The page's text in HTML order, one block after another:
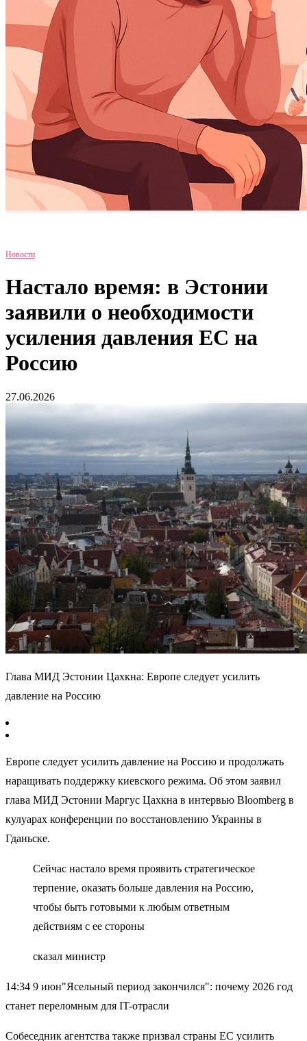
Новости
Настало время: в Эстонии
заявили о необходимости
усиления давления ЕС на
Россию
27.06.2026
Глава МИД Эстонии Цахкна: Европе следует усилить
давление на Россию
Европе следует усилить давление на Россию и продолжать
наращивать поддержку киевского режима. Об этом заявил
глава МИД Эстонии Маргус Цахкна в интервью Bloomberg в
кулуарах конференции по восстановлению Украины в
Гданьске.
Сейчас настало время проявить стратегическое
терпение, оказать больше давления на Россию,
чтобы быть готовыми к любым ответным
действиям с ее стороны
сказал министр
14:34 9 июн"Ясельный период закончился": почему 2026 год
станет переломным для IT-отрасли
Собеседник агентства также призвал страны ЕС усилить